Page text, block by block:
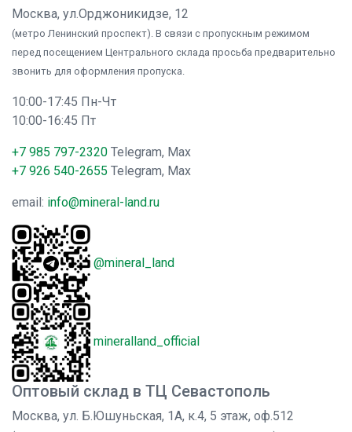
Москва, ул.Орджоникидзе, 12
(метро Ленинский проспект). В связи с пропускным режимом
перед посещением Центрального склада просьба предварительно
звонить для оформления пропуска.
10:00-17:45 Пн-Чт
10:00-16:45 Пт
+7 985 797-2320 Telegram, Max
+7 926 540-2655 Telegram, Max
email: info@mineral-land.ru
@mineral_land
mineralland_official
Оптовый склад в ТЦ Севастополь
Москва, ул. Б.Юшуньская, 1А, к.4, 5 этаж, оф.512